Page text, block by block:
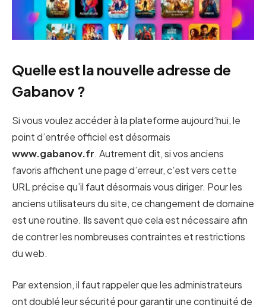
Quelle est la nouvelle adresse de
Gabanov ?
Si vous voulez accéder à la plateforme aujourd’hui, le
point d’entrée officiel est désormais
www.gabanov.fr. Autrement dit, si vos anciens
favoris affichent une page d’erreur, c’est vers cette
URL précise qu’il faut désormais vous diriger. Pour les
anciens utilisateurs du site, ce changement de domaine
est une routine. Ils savent que cela est nécessaire afin
de contrer les nombreuses contraintes et restrictions
du web.
Par extension, il faut rappeler que les administrateurs
ont doublé leur sécurité pour garantir une continuité de